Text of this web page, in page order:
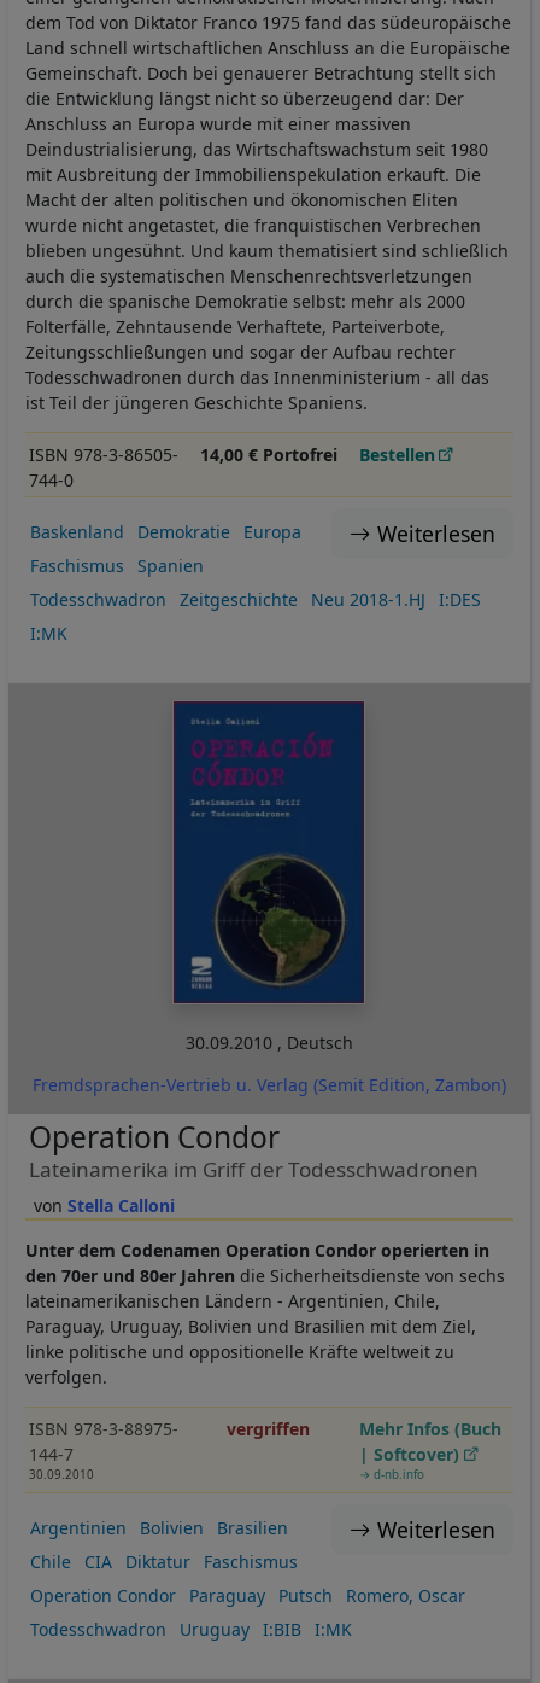
dem Tod von Diktator Franco 1975 fand das südeuropäische
Land schnell wirtschaftlichen Anschluss an die Europäische
Gemeinschaft. Doch bei genauerer Betrachtung stellt sich
die Entwicklung längst nicht so überzeugend dar: Der
Anschluss an Europa wurde mit einer massiven
Deindustrialisierung, das Wirtschaftswachstum seit 1980
mit Ausbreitung der Immobilienspekulation erkauft. Die
Macht der alten politischen und ökonomischen Eliten
wurde nicht angetastet, die franquistischen Verbrechen
blieben ungesühnt. Und kaum thematisiert sind schließlich
auch die systematischen Menschenrechtsverletzungen
durch die spanische Demokratie selbst: mehr als 2000
Folterfälle, Zehntausende Verhaftete, Parteiverbote,
Zeitungsschließungen und sogar der Aufbau rechter
Todesschwadronen durch das Innenministerium - all das
ist Teil der jüngeren Geschichte Spaniens.
ISBN 978-3-86505-
744-0
14,00 € Portofrei Bestellen
Weiterlesen
Baskenland Demokratie
Europa
Faschismus
Spanien
Todesschwadron
Zeitgeschichte Neu 2018-1.HJ
I:DES
I:MK
30.09.2010 , Deutsch
Fremdsprachen-Vertrieb u. Verlag (Semit Edition, Zambon)
Stella Calloni
Operation Condor
Lateinamerika im Griff der Todesschwadronen
Unter dem Codenamen Operation Condor operierten in
den 70er und 80er Jahren die Sicherheitsdienste von sechs
lateinamerikanischen Ländern - Argentinien, Chile,
Paraguay, Uruguay, Bolivien und Brasilien mit dem Ziel,
linke politische und oppositionelle Kräfte weltweit zu
verfolgen.
ISBN 978-3-88975-
144-7
30.09.2010
vergriffen
Mehr Infos (Buch
| Softcover)
→ d-nb.info
Weiterlesen
Argentinien Bolivien
Brasilien
Chile
CIA Diktatur
Faschismus
Operation Condor
Paraguay Putsch
Romero, Oscar
Todesschwadron
Uruguay I:BIB I:MK